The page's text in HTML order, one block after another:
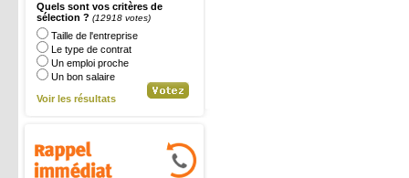
Quels sont vos critères de
sélection ? (12918 votes)
Taille de l'entreprise
Le type de contrat
Un emploi proche
Un bon salaire
Voir les résultats